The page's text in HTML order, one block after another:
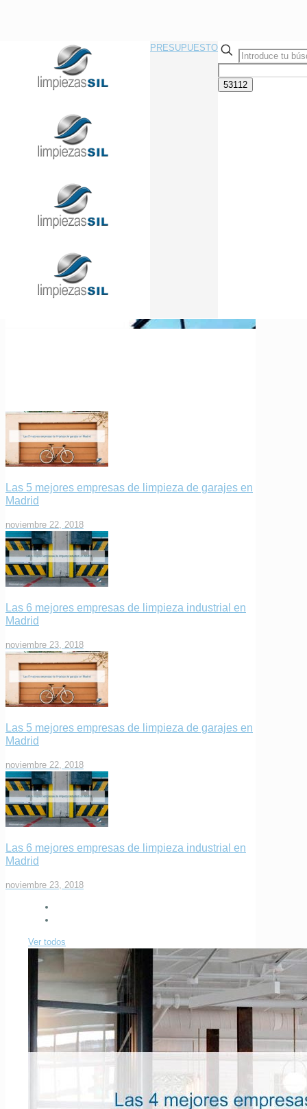
Llama Ahora Sin Compromiso
91 433 08 95
PRESUPUESTO
Las 4 mejores empresas de
Madrid
Las 5 mejores empresas de limpieza de garajes en
Madrid
noviembre 22, 2018
Las 6 mejores empresas de limpieza industrial en
Madrid
noviembre 23, 2018
Las 5 mejores empresas de limpieza de garajes en
Madrid
noviembre 22, 2018
Las 6 mejores empresas de limpieza industrial en
Madrid
noviembre 23, 2018
Ver todos